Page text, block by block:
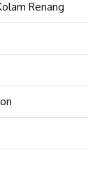
Renang